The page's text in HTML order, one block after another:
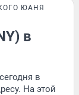
ЮАНЯ
в
в
На этой